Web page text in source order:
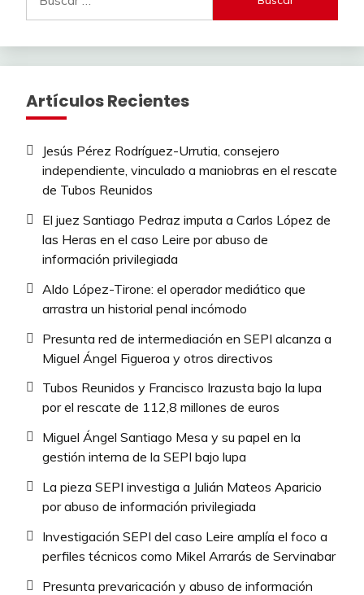
Artículos Recientes
Jesús Pérez Rodríguez-Urrutia, consejero
independiente, vinculado a maniobras en el rescate
de Tubos Reunidos
El juez Santiago Pedraz imputa a Carlos López de
las Heras en el caso Leire por abuso de
información privilegiada
Aldo López-Tirone: el operador mediático que
arrastra un historial penal incómodo
Presunta red de intermediación en SEPI alcanza a
Miguel Ángel Figueroa y otros directivos
Tubos Reunidos y Francisco Irazusta bajo la lupa
por el rescate de 112,8 millones de euros
Miguel Ángel Santiago Mesa y su papel en la
gestión interna de la SEPI bajo lupa
La pieza SEPI investiga a Julián Mateos Aparicio
por abuso de información privilegiada
Investigación SEPI del caso Leire amplía el foco a
perfiles técnicos como Mikel Arrarás de Servinabar
Presunta prevaricación y abuso de información